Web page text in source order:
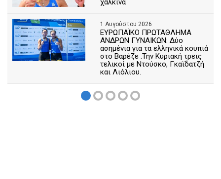
χάλκινα
1 Αυγούστου 2026
ΕΥΡΩΠΑΪΚΟ ΠΡΩΤΑΘΛΗΜΑ
ΑΝΔΡΩΝ ΓΥΝΑΙΚΩΝ: Δύο
ασημένια για τα ελληνικά κουπιά
στο Βαρέζε .Την Κυριακή τρεις
τελικοί με Ντούσκο, Γκαϊδατζή
και Λιόλιου.